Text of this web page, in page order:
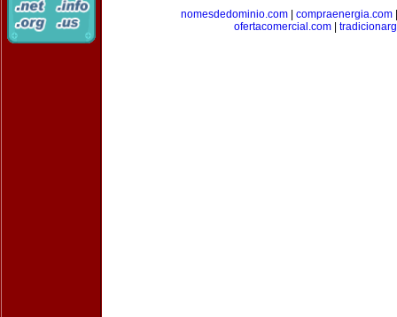
nomesdedominio.com| compraenergia.com
ofertacomercial.com